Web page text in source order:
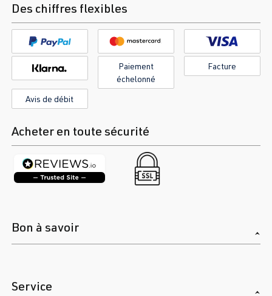
Des chiffres flexibles
Paiement
échelonné
Facture
Avis de débit
Acheter en toute sécurité
Bon à savoir
Service